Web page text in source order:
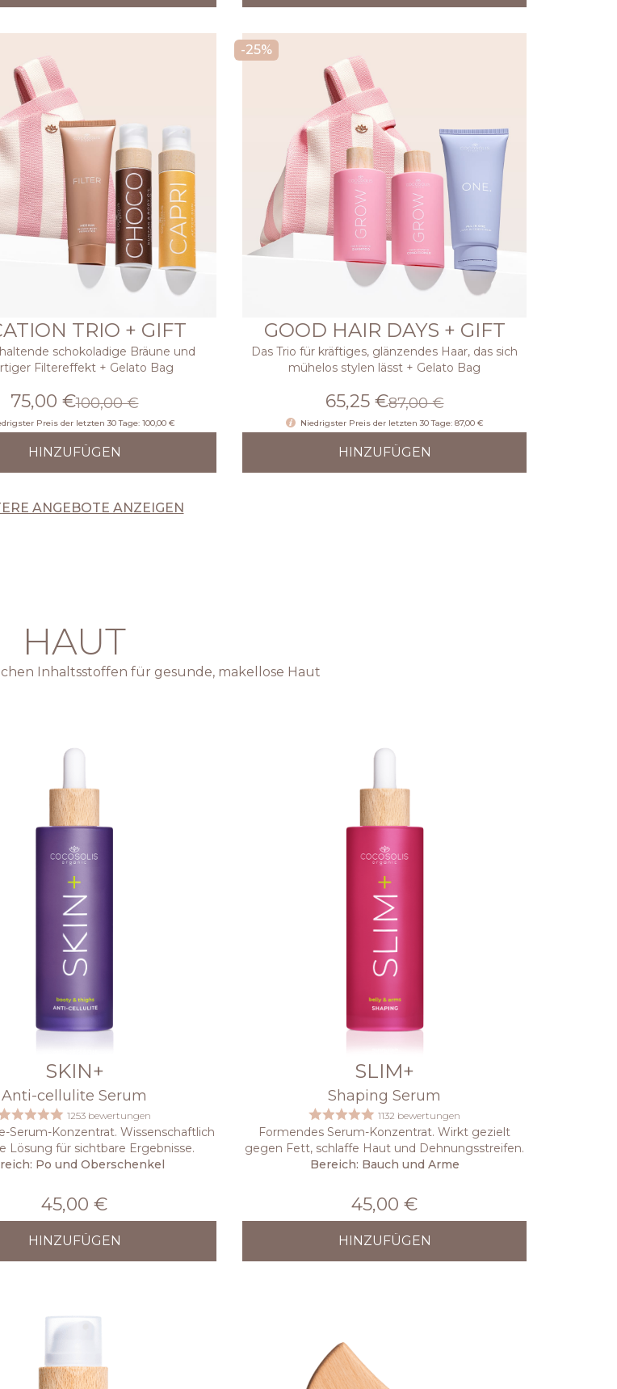
TRIO + GIFT
schokoladige Bräune und
Filtereffekt + Gelato Bag
100,00 €
75,00 €
Preis der letzten 30 Tage: 100,00 €
HINZUFÜGEN
-25%
GOOD HAIR DAYS + GIFT
Das Trio für kräftiges, glänzendes Haar, das sich
mühelos stylen lässt + Gelato Bag
87,00 €
65,25 €
Niedrigster Preis der letzten 30 Tage: 87,00 €
HINZUFÜGEN
ANGEBOTE ANZEIGEN
HAUT
Inhaltsstoffen für gesunde, makellose Haut
SKIN+
Anti-cellulite Serum
1253 bewertungen
Serum-Konzentrat. Wissenschaftlich
Lösung für sichtbare Ergebnisse.
Po und Oberschenkel
45,00 €
HINZUFÜGEN
SLIM+
Shaping Serum
1132 bewertungen
Formendes Serum-Konzentrat. Wirkt gezielt
gegen Fett, schlaffe Haut und Dehnungsstreifen.
Bereich: Bauch und Arme
45,00 €
HINZUFÜGEN